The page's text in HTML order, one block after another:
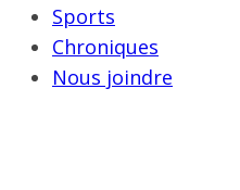
Sports
Chroniques
Nous joindre